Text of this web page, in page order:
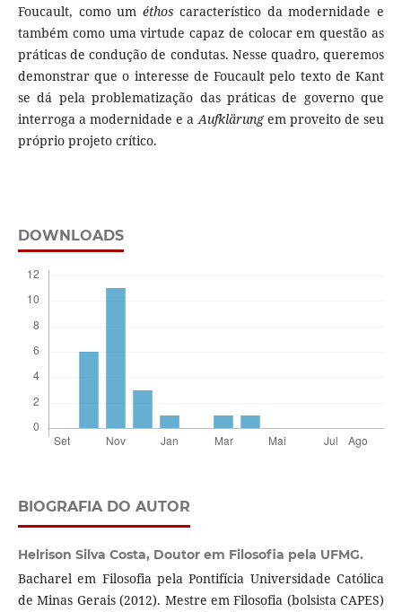
Foucault, como um éthos característico da modernidade e
também como uma virtude capaz de colocar em questão as
práticas de condução de condutas. Nesse quadro, queremos
demonstrar que o interesse de Foucault pelo texto de Kant
se dá pela problematização das práticas de governo que
interroga a modernidade e aAufklärungem proveito de seu
próprio projeto crítico.
DOWNLOADS
BIOGRAFIA DO AUTOR
Helrison Silva Costa, Doutor em Filosofia pela UFMG.
Bacharel em Filosofia pela Pontifícia Universidade Católica
de Minas Gerais (2012). Mestre em Filosofia (bolsista CAPES)